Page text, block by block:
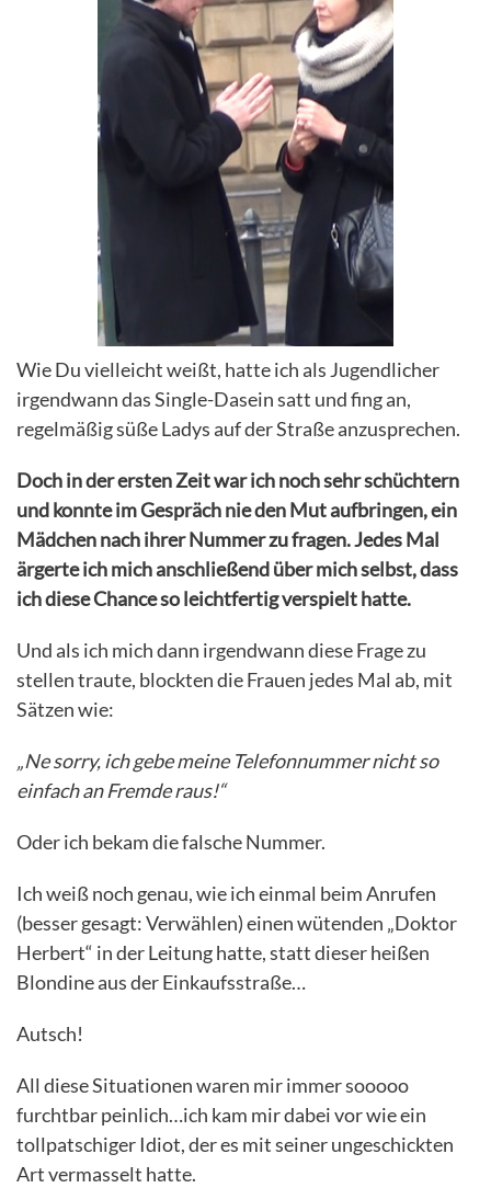
Wie Du vielleicht weißt, hatte ich als Jugendlicher
irgendwann das Single-Dasein satt und fing an,
regelmäßig süße Ladys auf der Straße anzusprechen.
Doch in der ersten Zeit war ich noch sehr schüchtern
und konnte im Gespräch nie den Mut aufbringen, ein
Mädchen nach ihrer Nummer zu fragen. Jedes Mal
ärgerte ich mich anschließend über mich selbst, dass
ich diese Chance so leichtfertig verspielt hatte.
Und als ich mich dann irgendwann diese Frage zu
stellen traute, blockten die Frauen jedes Mal ab, mit
Sätzen wie:
„Ne sorry, ich gebe meine Telefonnummer nicht so
einfach an Fremde raus!“
Oder ich bekam die falsche Nummer.
Ich weiß noch genau, wie ich einmal beim Anrufen
(besser gesagt: Verwählen) einen wütenden „Doktor
Herbert“ in der Leitung hatte, statt dieser heißen
Blondine aus der Einkaufsstraße…
Autsch!
All diese Situationen waren mir immer sooooo
furchtbar peinlich…ich kam mir dabei vor wie ein
tollpatschiger Idiot, der es mit seiner ungeschickten
Art vermasselt hatte.